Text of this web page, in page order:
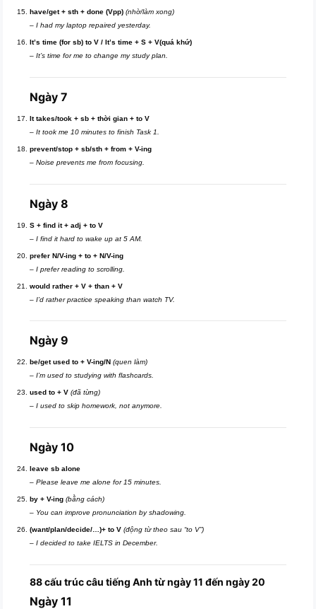
have/get + sth + done (Vpp) (nhờ/làm xong)
–I had my laptop repaired yesterday.
It’s time (for sb) to V / It’s time + S + V(quá khứ)
–It’s time for me to change my study plan.
Ngày 7
It takes/took + sb + thời gian + to V
–It took me 10 minutes to finish Task 1.
prevent/stop + sb/sth + from + V-ing
–Noise prevents me from focusing.
Ngày 8
S + find it + adj + to V
–I find it hard to wake up at 5 AM.
prefer N/V-ing + to + N/V-ing
–I prefer reading to scrolling.
would rather + V + than + V
–I’d rather practice speaking than watch TV.
Ngày 9
be/get used to + V-ing/N (quen làm)
–I’m used to studying with flashcards.
used to + V (đã từng)
–I used to skip homework, not anymore.
Ngày 10
leave sb alone
–Please leave me alone for 15 minutes.
by + V-ing (bằng cách)
– You can improve pronunciation by shadowing.
(want/plan/decide/…)+ to V (động từ theo sau “to V”)
–I decided to take IELTS in December.
88 cấu trúc câu tiếng Anh từ ngày 11 đến ngày 20
Ngày 11